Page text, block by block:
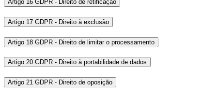
Artigo 16 GDPR - Direito de retificação
Artigo 17 GDPR - Direito à exclusão
Artigo 18 GDPR - Direito de limitar o processamento
Artigo 20 GDPR - Direito à portabilidade de dados
Artigo 21 GDPR - Direito de oposição